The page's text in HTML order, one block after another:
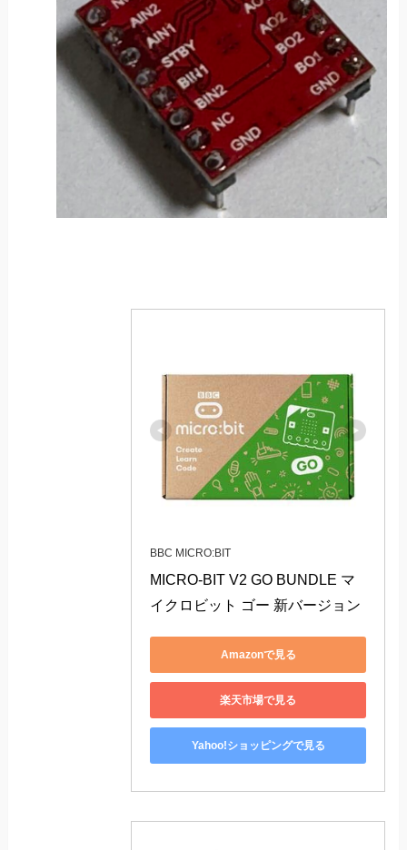
BBC MICRO:BIT
MICRO-BIT V2 GO BUNDLE マ
イクロビット ゴー 新バージョン
Amazonで見る
楽天市場で見る
Yahoo!ショッピングで見る